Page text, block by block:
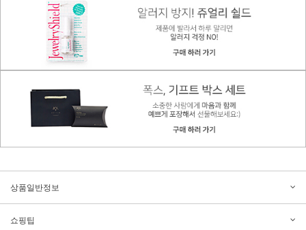
상품일반정보
쇼핑팁